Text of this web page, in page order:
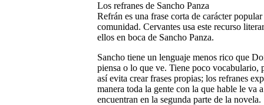
Los refranes de Sancho Panza
Refrán es una frase corta de carácter
comunidad. Cervantes usa este recurso
ellos en boca de Sancho Panza.
Sancho tiene un lenguaje menos rico que
piensa o lo que ve. Tiene poco vocabulario,
así evita crear frases propias; los refranes
manera toda la gente con la que hable le va
encuentran en la segunda parte de la novela.